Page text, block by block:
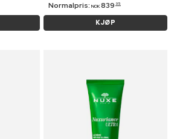
Normalpris: NOK 839 95
KJØP